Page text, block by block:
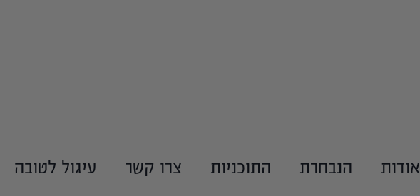
אודות הנבחרת התוכניות צרו קשר עיגול לטובה